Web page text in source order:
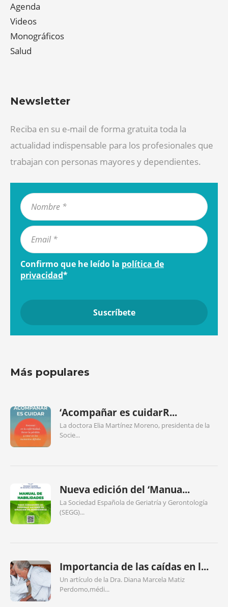
Agenda
Videos
Monográficos
Salud
Newsletter
Reciba en su e-mail de forma gratuita toda la
actualidad indispensable para los profesionales que
trabajan con personas mayores y dependientes.
Confirmo que he leído la política de
privacidad*
Más populares
‘Acompañar es cuidarR...
La doctora Elia Martínez Moreno, presidenta de la
Socie...
Nueva edición del ‘Manua...
La Sociedad Española de Geriatría y Gerontología
(SEGG)...
Importancia de las caídas en l...
Un artículo de la Dra. Diana Marcela Matiz
Perdomo,médi...